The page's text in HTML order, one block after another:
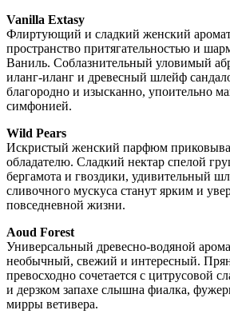
Vanilla Extasy
Флиртующий и сладкий женский
пространство притягательностью и
Ваниль. Соблазнительный уловимый
иланг-иланг и древесный шлейф
благородно и изысканно, упоительно
симфонией.
Wild Pears
Искристый женский парфюм
обладателю. Сладкий нектар спелой
бергамота и гвоздики, удивительный
сливочного мускуса станут ярким и
повседневной жизни.
Aoud Forest
Универсальный древесно-водяной
необычный, свежий и интересный.
превосходно сочетается с цитрусовой
и дерзком запахе слышна фиалка,
мирры ветивера.